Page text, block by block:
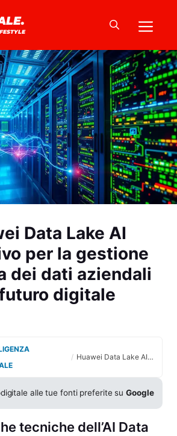
Data Lake AI
per la gestione
dei dati aziendali
digitale
/ Huawei Data Lake AI innovativo per la gestione avanzata dei dati aziendali nel futuro digitale
alle tue fonti preferite suGoogle
tecniche dell’AI Data